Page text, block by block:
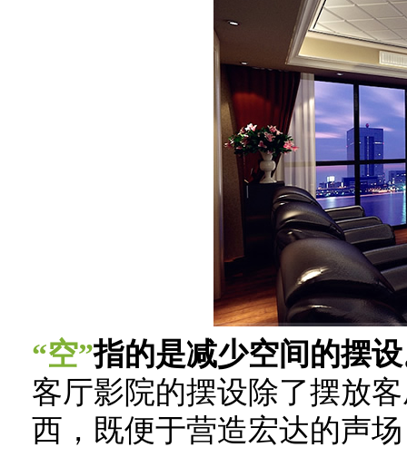
“空”指的是减少空间的摆
客厅影院的摆设除了摆放
西，既便于营造宏达的声